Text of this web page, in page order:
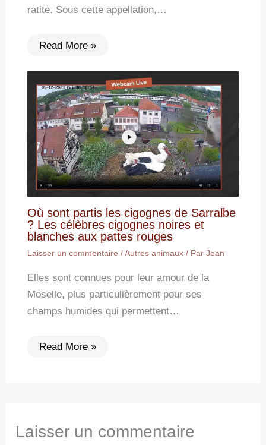
ratite. Sous cette appellation,…
Read More »
Où sont partis les cigognes de Sarralbe
? Les célèbres cigognes noires et
blanches aux pattes rouges
Laisser un commentaire /Autres animaux/ Par Jean
Elles sont connues pour leur amour de la
Moselle, plus particulièrement pour ses
champs humides qui permettent…
Read More »
Laisser un commentaire